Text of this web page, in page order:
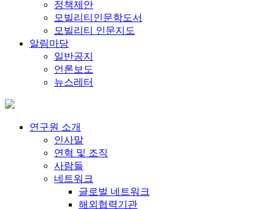
정책제안
모빌리티인문학도서
모빌리티 인문지도
알림마당
일반공지
언론보도
뉴스레터
연구원 소개
인사말
연혁 및 조직
사람들
네트워크
글로벌 네트워크
해외협력기관